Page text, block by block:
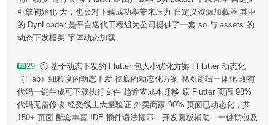
引擎初始化 大，也会对下载成功率带来压力 自定义资源加载器 其中
的 DynLoader 是平台迭代工程组为公司提供了一套 so 与 assets 的
动态下发框架 字体动态加载
29. ① 基于动态下发的 Flutter 包大小优化方案 | Flutter 动态化
（Flap）细粒度的动态下发 彻底的动态化方案 视图逻辑一体化 现有
代码一键生成可下载执行文件 趋近零成本迁移 原 Flutter 页面 98%
代码无需修改 经受线上大量验证 外卖商家 90% 页面已动态化，共
150+ 页面 配套丰富 IDE 插件语法提示，开发面板辅助，一键锁包及